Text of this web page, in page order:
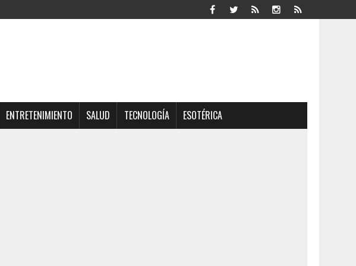
ENTRETENIMIENTO SALUD TECNOLOGÍA ESOTÉRICA